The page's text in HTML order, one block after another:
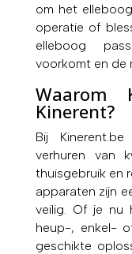
om het
operatie of
elleboog
voorkomt en de
Waarom
Kinerent?
Bij
verhuren van
thuisgebruik en
apparaten zijn
veilig. Of je nu
heup-, enkel-
geschikte